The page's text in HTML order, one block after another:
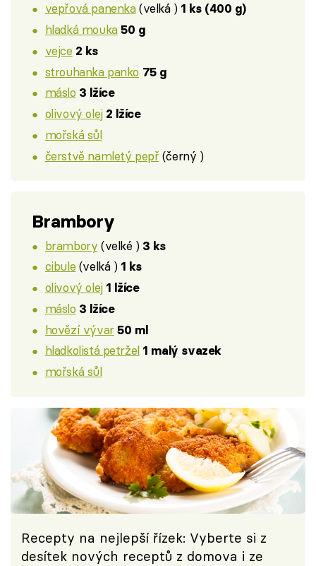
vepřová panenka(velká ) 1 ks (400 g)
hladká mouka 50 g
vejce 2 ks
strouhanka panko 75 g
máslo 3 lžíce
olivový olej 2 lžíce
mořská sůl
čerstvě namletý pepř (černý )
Brambory
brambory (velké ) 3 ks
cibule (velká ) 1 ks
olivový olej 1 lžíce
máslo 3 lžíce
hovězí vývar 50 ml
hladkolistá petržel 1 malý svazek
mořská sůl
Recepty na nejlepší řízek: Vyberte si z
desítek nových receptů z domova i ze